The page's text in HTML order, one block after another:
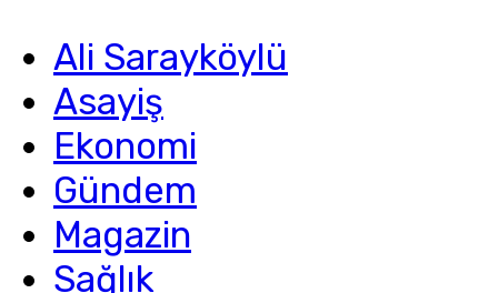
Ali Sarayköylü
Asayiş
Ekonomi
Gündem
Magazin
Sağlık